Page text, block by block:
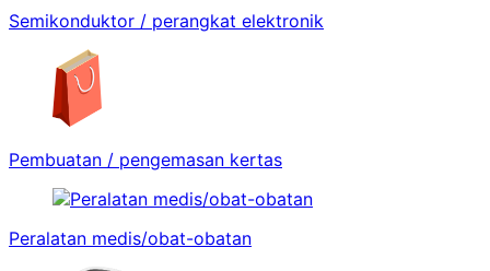
Semikonduktor / perangkat elektronik
Pembuatan / pengemasan kertas
Peralatan medis/obat-obatan